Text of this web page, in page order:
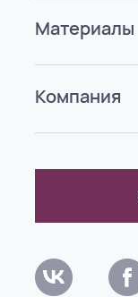
Материалы
Компания